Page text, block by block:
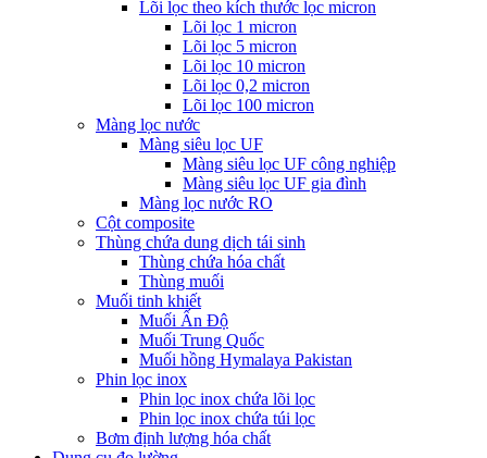
Lõi lọc theo kích thước lọc micron
Lõi lọc 1 micron
Lõi lọc 5 micron
Lõi lọc 10 micron
Lõi lọc 0,2 micron
Lõi lọc 100 micron
Màng lọc nước
Màng siêu lọc UF
Màng siêu lọc UF công nghiệp
Màng siêu lọc UF gia đình
Màng lọc nước RO
Cột composite
Thùng chứa dung dịch tái sinh
Thùng chứa hóa chất
Thùng muối
Muối tinh khiết
Muối Ấn Độ
Muối Trung Quốc
Muối hồng Hymalaya Pakistan
Phin lọc inox
Phin lọc inox chứa lõi lọc
Phin lọc inox chứa túi lọc
Bơm định lượng hóa chất